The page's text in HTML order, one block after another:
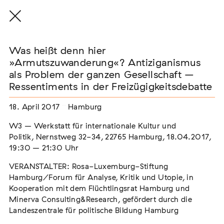
THE THREAD THAT HOLDS / DER FADEN,
DER HÄLT
Extern
22. Juli 2026 - 04. Oktober 2026 Augsburg
Der Weg der Sinti und Roma
Extern
02. August 2026 - 16. August 2026 Darmstadt
Was heißt denn hier
»Armutszuwanderung«? Antiziganismus
als Problem der ganzen Gesellschaft –
Ressentiments in der Freizügigkeitsdebatte
18. April 2017 Hamburg
W3 – Werkstatt für internationale Kultur und
Politik, Nernstweg 32-34, 22765 Hamburg, 18.04.2017,
19:30 – 21:30 Uhr
VERANSTALTER: Rosa-Luxemburg-Stiftung
Hamburg/Forum für Analyse, Kritik und Utopie, in
Kooperation mit dem Flüchtlingsrat Hamburg und
Minerva Consulting&Research, gefördert durch die
Landeszentrale für politische Bildung Hamburg